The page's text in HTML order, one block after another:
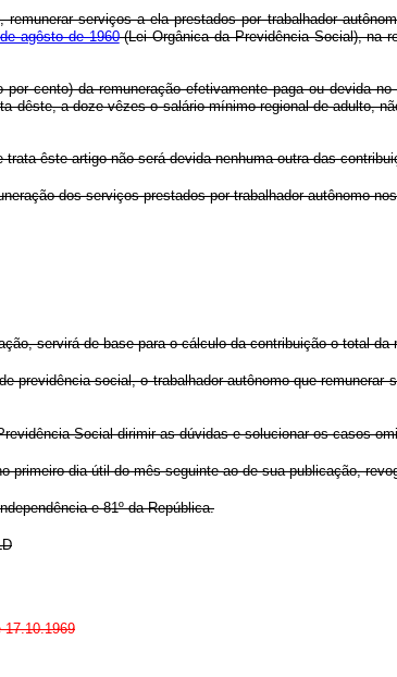
remunerar serviços a ela prestados por trabalhador
agôsto de 1960(Lei Orgânica da Previdência Social), na
cento) da remuneração efetivamente paga ou devida
dêste, a doze vêzes o salário-mínimo regional de adulto,
trata êste artigo não será devida nenhuma outra das
dos serviços prestados por trabalhador autônomo
servirá de base para o cálculo da contribuição o total da
previdência social, o trabalhador autônomo que
Social dirimir as dúvidas e solucionar os casos
primeiro dia útil do mês seguinte ao de sua publicação,
e 81º da República.